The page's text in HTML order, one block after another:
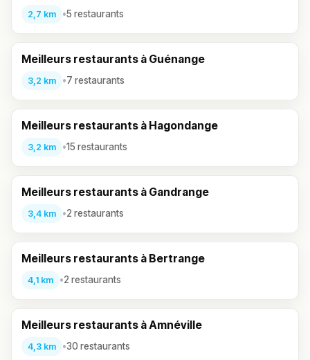
2,7 km •5 restaurants
Meilleurs restaurants à Guénange
3,2 km •7 restaurants
Meilleurs restaurants à Hagondange
3,2 km •15 restaurants
Meilleurs restaurants à Gandrange
3,4 km •2 restaurants
Meilleurs restaurants à Bertrange
4,1 km •2 restaurants
Meilleurs restaurants à Amnéville
4,3 km •30 restaurants